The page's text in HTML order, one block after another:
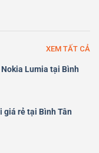
XEM TẤT CẢ
Lumia tại Bình
giá rẻ tại Bình Tân